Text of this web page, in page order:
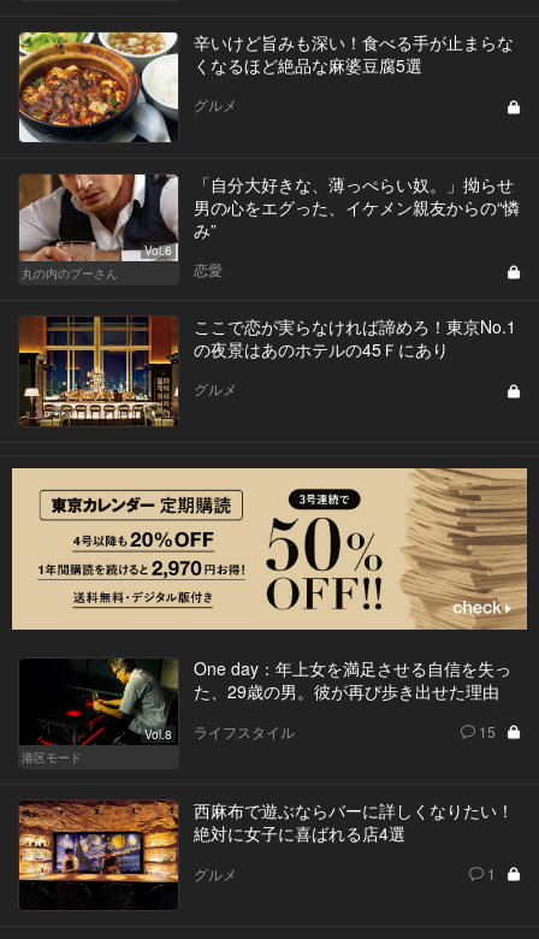
辛いけど旨みも深い！食べる手が止まらな
くなるほど絶品な麻婆豆腐5選
グルメ
Vol.6
丸の内のプーさん
「自分大好きな、薄っぺらい奴。」拗らせ
男の心をエグった、イケメン親友からの“憐
み”
恋愛
ここで恋が実らなければ諦めろ！東京No.1
の夜景はあのホテルの45Ｆにあり
グルメ
Vol.8
港区モード
One day：年上女を満足させる自信を失っ
た、29歳の男。彼が再び歩き出せた理由
ライフスタイル 15
西麻布で遊ぶならバーに詳しくなりたい！
絶対に女子に喜ばれる店4選
グルメ 1